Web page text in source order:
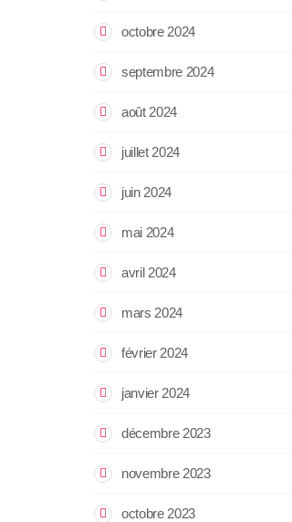
octobre 2024
septembre 2024
août 2024
juillet 2024
juin 2024
mai 2024
avril 2024
mars 2024
février 2024
janvier 2024
décembre 2023
novembre 2023
octobre 2023